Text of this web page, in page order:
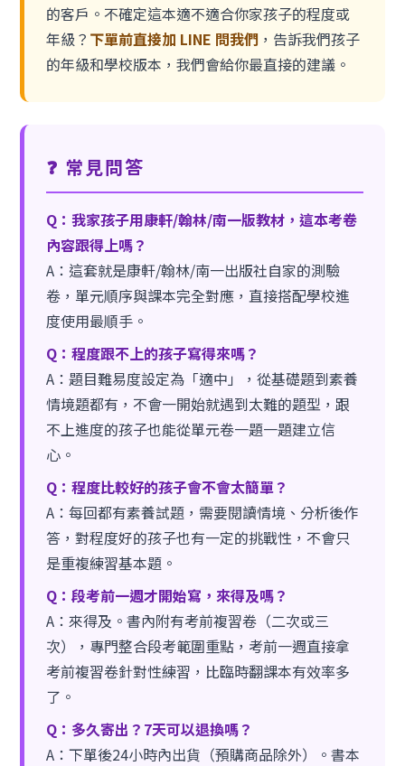
的客戶。不確定這本適不適合你家孩子的程度或
年級？ 下單前直接加 LINE 問我們 ，告訴我們孩子
的年級和學校版本，我們會給你最直接的建議。
❓ 常見問答
Q：我家孩子用康軒/翰林/南一版教材，這本考卷
內容跟得上嗎？
A：這套就是康軒/翰林/南一出版社自家的測驗
卷，單元順序與課本完全對應，直接搭配學校進
度使用最順手。
Q：程度跟不上的孩子寫得來嗎？
A：題目難易度設定為「適中」，從基礎題到素養
情境題都有，不會一開始就遇到太難的題型，跟
不上進度的孩子也能從單元卷一題一題建立信
心。
Q：程度比較好的孩子會不會太簡單？
A：每回都有素養試題，需要閱讀情境、分析後作
答，對程度好的孩子也有一定的挑戰性，不會只
是重複練習基本題。
Q：段考前一週才開始寫，來得及嗎？
A：來得及。書內附有考前複習卷（二次或三
次），專門整合段考範圍重點，考前一週直接拿
考前複習卷針對性練習，比臨時翻課本有效率多
了。
Q：多久寄出？7天可以退換嗎？
A：下單後24小時內出貨（預購商品除外）。書本